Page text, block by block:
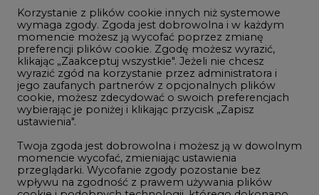
Innowacje i AI
Telekomunikacja i IT
Handel emisjami CO2
Wodór
Górnictwo
Atom
Korzystanie z plików cookie innych niż systemowe
wymaga zgody. Zgoda jest dobrowolna i w każdym
momencie możesz ją wycofać poprzez zmianę
preferencji plików cookie. Zgodę możesz wyrazić,
klikając „Zaakceptuj wszystkie". Jeżeli nie chcesz
wyrazić zgód na korzystanie przez administratora i
jego zaufanych partnerów z opcjonalnych plików
cookie, możesz zdecydować o swoich preferencjach
wybierając je poniżej i klikając przycisk „Zapisz
ustawienia".
Twoja zgoda jest dobrowolna i możesz ją w dowolnym
momencie wycofać, zmieniając ustawienia
przeglądarki. Wycofanie zgody pozostanie bez
wpływu na zgodność z prawem używania plików